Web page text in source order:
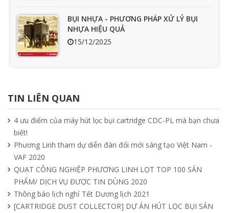
BỤI NHỰA - PHƯƠNG PHÁP XỬ LÝ BỤI
NHỰA HIỆU QUẢ
15/12/2025
15/04/2025
11/04/2025
Quạt nồi hơi công nghiệp và cách phân
loại theo mục đích sử dụng chuẩn nhất
TIN LIÊN QUAN
4 ưu điểm của máy hút lọc bụi cartridge CDC-PL mà bạn chưa
biết!
Phương Linh tham dự diễn đàn đổi mới sáng tạo Việt Nam -
VAF 2020
QUẠT CÔNG NGHIỆP PHƯƠNG LINH LỌT TOP 100 SẢN
PHẨM/ DỊCH VỤ ĐƯỢC TIN DÙNG 2020
Thông báo lịch nghỉ Tết Dương lịch 2021
[CARTRIDGE DUST COLLECTOR] DỰ ÁN HÚT LỌC BỤI SẢN